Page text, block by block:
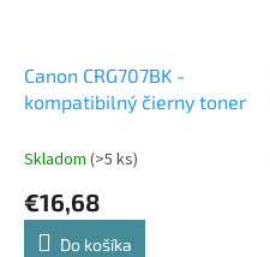
Canon CRG707BK -
kompatibilný čierny toner
Skladom (>5 ks)
€16,68
Do košíka